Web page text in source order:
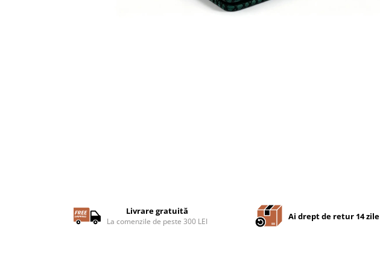
Livrare gratuită
La comenzile de peste 300 LEI Ai drept de retur 14 zile